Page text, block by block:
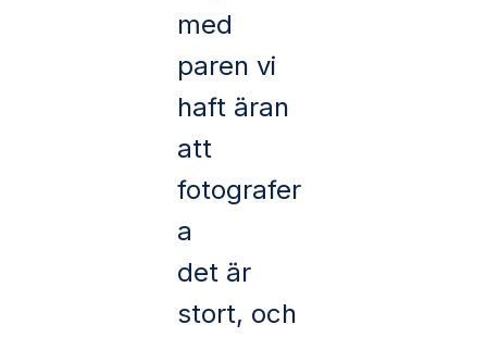
med
paren vi
haft äran
att
fotografer
a
det är
stort, och